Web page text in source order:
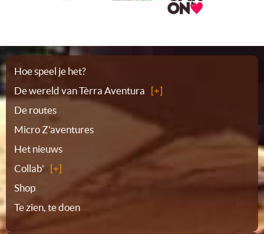
Plattegrond
Hoe speel je het?
De wereld van Tèrra Aventura
De routes
Micro Z'aventures
Het nieuws
Collab'
Shop
Te zien, te doen